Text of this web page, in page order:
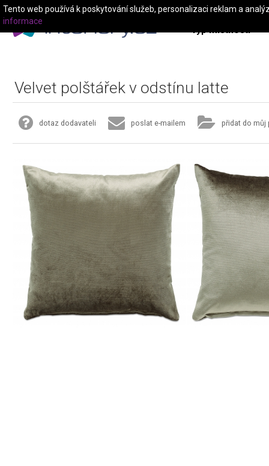
Typ místnosti
Velvet polštářek v odstínu latte
dotaz dodavateli poslat e-mailem přidat do můj
Tento web používá k poskytování služeb, personalizaci reklam a
informace